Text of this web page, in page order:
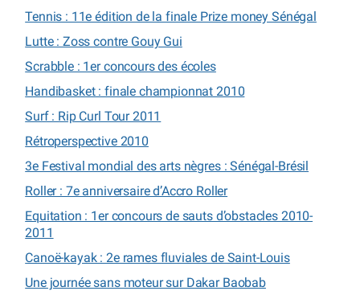
Tennis : 11e édition de la finale Prize money Sénégal
Lutte : Zoss contre Gouy Gui
Scrabble : 1er concours des écoles
Handibasket : finale championnat 2010
Surf : Rip Curl Tour 2011
Rétroperspective 2010
3e Festival mondial des arts nègres : Sénégal-Brésil
Roller : 7e anniversaire d’Accro Roller
Equitation : 1er concours de sauts d’obstacles 2010-
2011
Canoë-kayak : 2e rames fluviales de Saint-Louis
Une journée sans moteur sur Dakar Baobab